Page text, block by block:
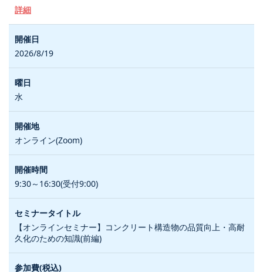
詳細
2026/8/19
水
オンライン(Zoom)
9:30～16:30(受付9:00)
【オンラインセミナー】コンクリート構造物の品質向上・高耐
久化のための知識(前編)